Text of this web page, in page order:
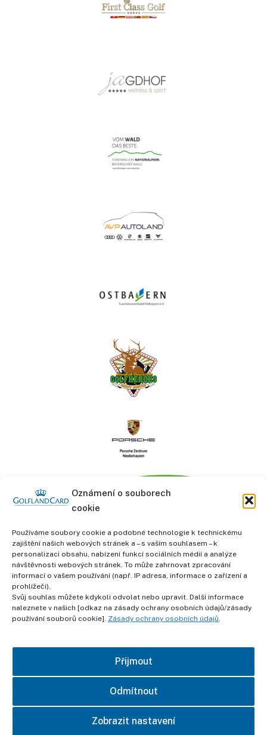
Oznámení o souborech
cookie
Používáme soubory cookie a podobné technologie k technickému
zajištění našich webových stránek a – s vaším souhlasem – k
personalizaci obsahu, nabízení funkcí sociálních médií a analýze
návštěvnosti webových stránek. To může zahrnovat zpracování
informací o vašem používání (např. IP adresa, informace o zařízení a
prohlížeči).
Svůj souhlas můžete kdykoli odvolat nebo upravit. Další informace
naleznete v našich [odkaz na zásady ochrany osobních údajů/zásady
používání souborů cookie]. Zásady ochrany osobních údajů.
Přijmout
Odmítnout
Zobrazit nastavení
informace
Obchodní podmínky
Ochrana osobních údajů